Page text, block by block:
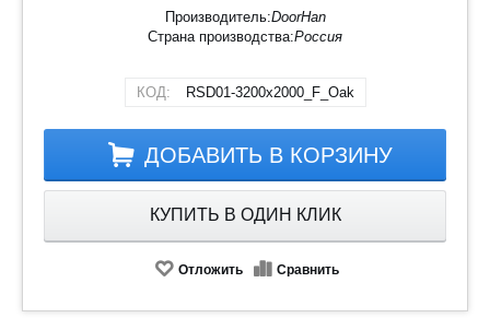
Производитель:DoorHan
Страна производства:Россия
КОД: RSD01-3200х2000_F_Oak
ДОБАВИТЬ В КОРЗИНУ
КУПИТЬ В ОДИН КЛИК
Отложить Сравнить